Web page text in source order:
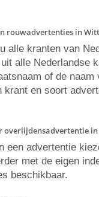
rouwadvertenties in
alle kranten van
alle Nederlandse
of de
krant en soort
overlijdensadvertentie
een advertentie
met de eigen
beschikbaar.